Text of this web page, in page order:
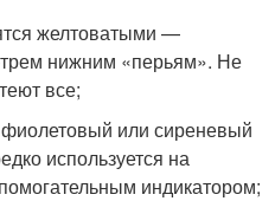
желтоватыми —
нижним «перьям». Не
все;
или сиреневый
используется на
индикатором;